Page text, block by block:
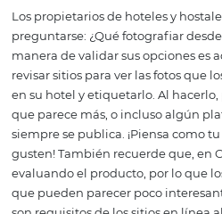
usted. El mismo principio
canales de venta intermedios
reservas a través de estos
imágenes deben ser de
que usan estas plataformas.
fotos de los locales, con fotos
como piscinas, restaurantes,
2. Elija